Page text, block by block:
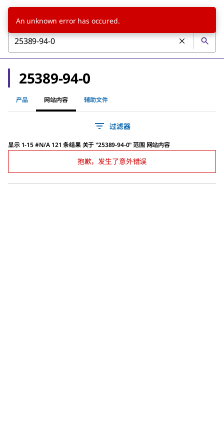
25389-94-0
产品 网站内容 辅助文件
过滤器
显示 1-15 #N/A 121 条结果关于"25389-94-0"范围 网站内容
抱歉，发生了意外错误
An unknown error has occured.